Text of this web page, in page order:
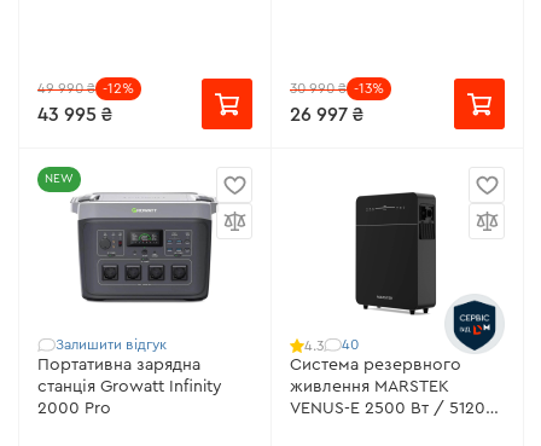
49 990 ₴ -12%
43 995 ₴
30 990 ₴ -13%
26 997 ₴
NEW
Залишити відгук
Портативна зарядна
станція Growatt Infinity
2000 Pro
4.3 40
Система резервного
живлення MARSTEK
VENUS-E 2500 Вт / 5120